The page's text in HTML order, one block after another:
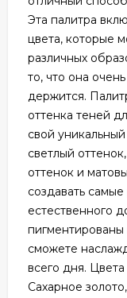
Эта палитра
цвета, которые
различных
то, что она
держится.
оттенка теней
свой
светлый
оттенок и
создавать
естественного
сможете
всего дня.
Сахарное